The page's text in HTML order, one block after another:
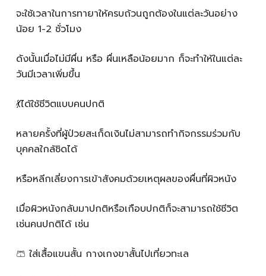
จะใช้เวลาในการทายาให้ครบถ้วนถูกต้องในแต่ละวันอย่าง
น้อย 1-2 ชั่วโมง
ดังนั้นเมื่อไม่มีผื่น หรือ ผื่นเหลือน้อยมาก ก็จะทำให้ในแต่ละ
วันมีเวลาเพิ่มขึ้น
💃ได้ใช้ชีวิตแบบคนปกติ
หลายครั้งที่ผู้ป่วยสะเก็ดเงินไม่สามารถทำกิจกรรมร่วมกับ
บุคคลใกล้ชิดได้
หรือหลีกเลี่ยงการเข้าสังคมด้วยเหตุผลของผื่นที่ผิวหนัง
เมื่อผิวหนังกลับมาปกติหรือเกือบปกติก็จะสามารถใช้ชีวิต
เช่นคนปกติได้ เช่น
🩳 ใส่เสื้อแขนสั้น กางเกงขาสั้นไปเที่ยวทะเล